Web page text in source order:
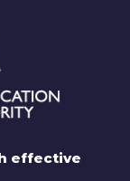
effective